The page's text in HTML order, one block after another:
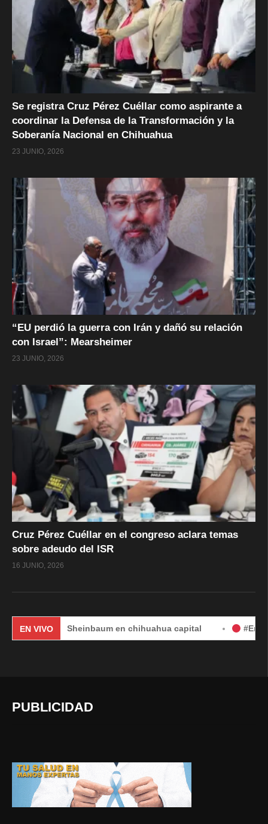
Se registra Cruz Pérez Cuéllar como aspirante a
coordinar la Defensa de la Transformación y la
Soberanía Nacional en Chihuahua
23 JUNIO, 2026
“EU perdió la guerra con Irán y dañó su relación
con Israel”: Mearsheimer
23 JUNIO, 2026
Cruz Pérez Cuéllar en el congreso aclara temas
sobre adeudo del ISR
16 JUNIO, 2026
EN VIVO
Sheinbaum en chihuahua capital #EnVivo | DÍA 2:
PUBLICIDAD